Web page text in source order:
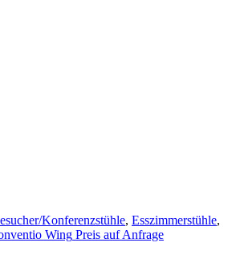
Konferenzstühle, Esszimmerstühle,
Wing Preis auf Anfrage